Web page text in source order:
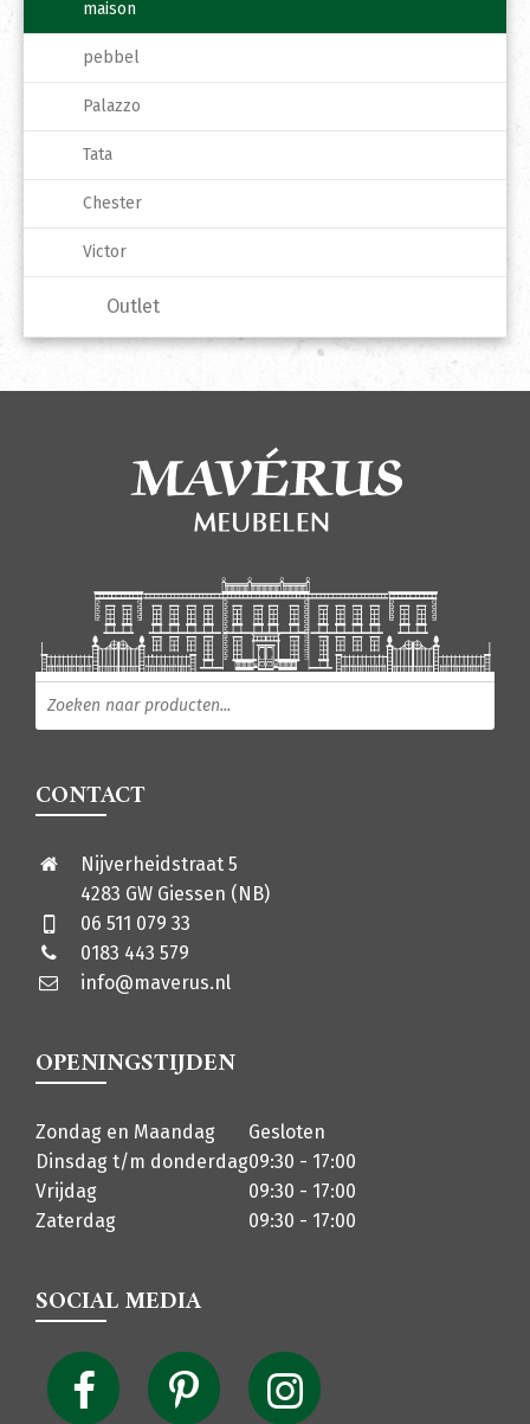
maison
pebbel
Palazzo
Tata
Chester
Victor
Outlet
Producten zoeken
CONTACT
Nijverheidstraat 5
4283 GW Giessen (NB)
06 511 079 33
0183 443 579
info@maverus.nl
OPENINGSTIJDEN
Zondag en Maandag
Gesloten
Dinsdag t/m donderdag09:30 - 17:00
Vrijdag
09:30 - 17:00
Zaterdag
09:30 - 17:00
SOCIAL MEDIA